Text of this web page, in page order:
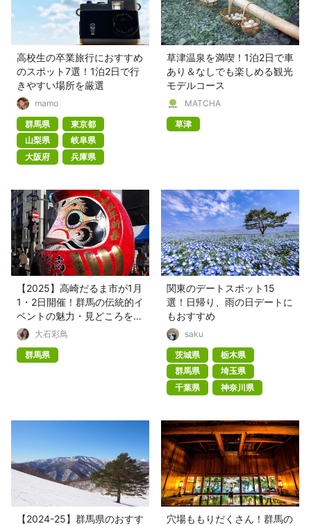
高校生の卒業旅行におすすめ
のスポット7選！1泊2日で行
きやすい場所を厳選
mamo
群馬県
東京都
山梨県
岐阜県
大阪府
兵庫県
草津温泉を満喫！1泊2日で車
あり＆なしでも楽しめる観光
モデルコース
MATCHA
草津
【2025】高崎だるま市が1月
1・2日開催！群馬の伝統的イ
ベントの魅力・見どころを紹
介
大石彩鳥
群馬県
関東のデートスポット15
選！日帰り、雨の日デートに
もおすすめ
saku
茨城県
栃木県
群馬県
埼玉県
千葉県
神奈川県
【2024-25】群馬県のおすす
穴場ももりだくさん！群馬の